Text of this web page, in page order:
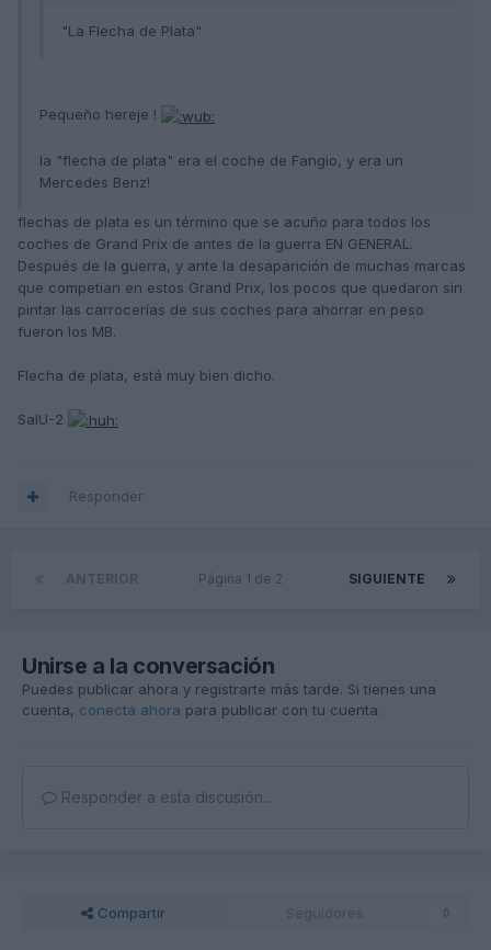
"La Flecha de Plata"
Pequeño hereje !
la "flecha de plata" era el coche de Fangio, y era un
Mercedes Benz!
flechas de plata es un término que se acuño para todos los
coches de Grand Prix de antes de la guerra EN GENERAL.
Después de la guerra, y ante la desaparición de muchas marcas
que competian en estos Grand Prix, los pocos que quedaron sin
pintar las carrocerías de sus coches para ahorrar en peso
fueron los MB.
Flecha de plata, está muy bien dicho.
SalU-2
Responder
SIGUIENTE
Página 1 de 2
Unirse a la conversación
Puedes publicar ahora y registrarte más tarde. Si tienes una
cuenta, conecta ahora para publicar con tu cuenta.
Responder a esta discusión...
Compartir Seguidores 0